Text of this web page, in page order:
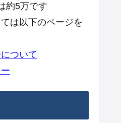
約5万です
は以下のページを
ついて